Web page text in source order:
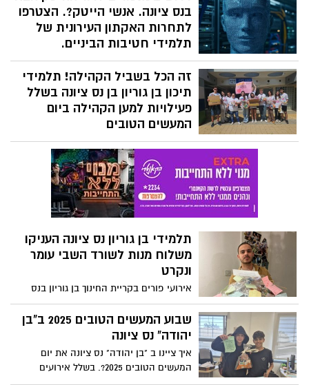
מביה"ס בינתחומי הדר. מקום שלישי - עופרי
בית הלחמי מביה"ס ארגמן
בנס ציונה. אנשי הייטק?. הצטרפו
לתחרות האקתון העירונית של
תלמידי חטיבות הביניים.
נס ציונים שימו לב! אם אתם עובדים בתחום
ההייטק ויש לך ידע או ניסיון בתחום אתם
מוזמנים לתת ולקבל השראה מהדור הבא של
היזמים שלנו ולהיות מנטורים בתחרות
האקתון העירונית של תלמידי חטיבות הביניים
זה הכל בשביל הקהילה! תלמידי
תיכון בן גוריון בן נס ציונה בשלל
פעילויות למען הקהילה ביום
המעשים הטובים
תיכון בן גוריון חרט על דגלו עשייה חברתית
וקהילתית לאורך כל השנה. יום המעשים
הטובים הוא הזדמנות לעשות טוב, פשוטו
כמשמעו. ומה יותר מתאים לצאת למסע
מעשים טובים ואת הפעילות הקהילתית בחג
תלמידי בן גוריון נס ציונה העניקו
משלוח מנות לשורד השבי עומר
ונקרט
אירועי פורים בקריית החינוך בן גוריון בנס
ציונה בסימן נתינה. משלוח מנות מיוחד ומרגש
לשורד השבי עומר ונקרט עם ברכות חג והמון
הפתעות משמחות. משלוחי מנות עבור פצועי
פעילויות למען הקהילה בנס ציונה
שבוע המעשים הטובים 2025 ב"בן
יהודה" נס ציונה
איך ציינו ב "בן יהודה" נס ציונה את יום
המעשים הטובים 2025?. בשלל אירועים
שהוקדשו לקהילה. פורימון לתלמידי בי"ס